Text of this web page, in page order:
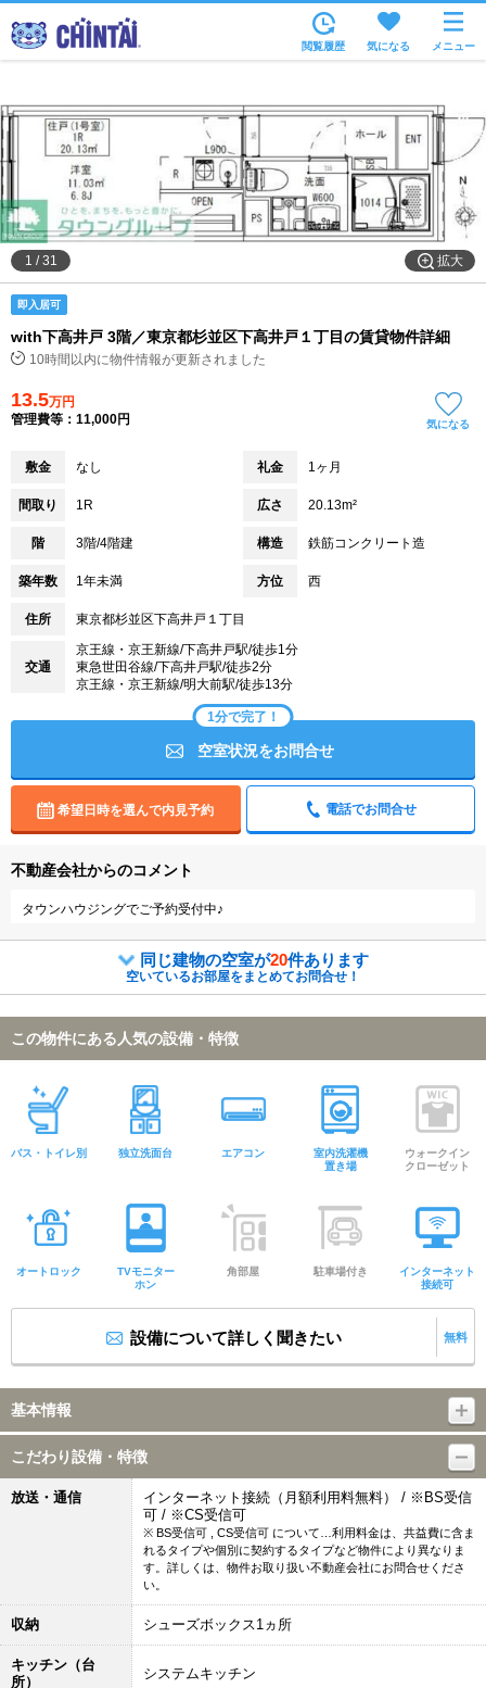
住所から
家賃相場から
通勤通学時間から
物件特集から
閲覧履歴 気になる メニュー
拡大
1 /31
即入居可
with下高井戸 3階／東京都杉並区下高井戸１丁目の賃貸物件詳細
10時間以内に物件情報が更新されました
13.5万円
管理費等：11,000円
気になる
敷金 なし 礼金 1ヶ月
間取り 1R 広さ 20.13m²
階 3階/4階建 構造 鉄筋コンクリート造
築年数 1年未満 方位 西
住所 東京都杉並区下高井戸１丁目
交通
京王線・京王新線/下高井戸駅/徒歩1分
東急世田谷線/下高井戸駅/徒歩2分
京王線・京王新線/明大前駅/徒歩13分
1分で完了！
空室状況をお問合せ
希望日時を選んで内見予約 電話でお問合せ
不動産会社からのコメント
タウンハウジングでご予約受付中♪
同じ建物の空室が20件あります
空いているお部屋をまとめてお問合せ！
この物件にある人気の設備・特徴
バス・トイレ別 独立洗面台 エアコン
室内洗濯機
置き場
ウォークイン
クローゼット
オートロック
TVモニター
ホン
角部屋 駐車場付き
インターネット
接続可
設備について詳しく聞きたい 無料
基本情報
こだわり設備・特徴
放送・通信
インターネット接続（月額利用料無料） / ※BS受信
可 / ※CS受信可
※ BS受信可 , CS受信可 について…利用料金は、共益費に含ま
れるタイプや個別に契約するタイプなど物件により異なりま
す。詳しくは、物件お取り扱い不動産会社にお問合せくださ
い。
収納 シューズボックス1ヵ所
キッチン（台
所）
システムキッチン